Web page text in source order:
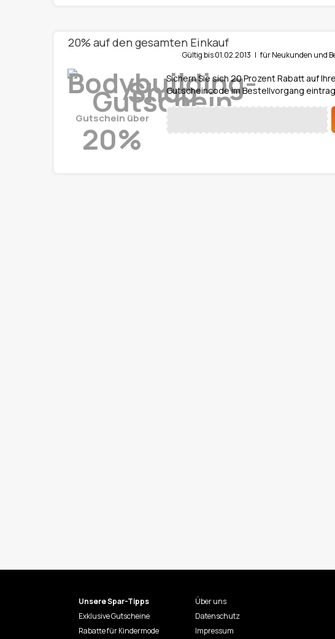
20% auf den gesamten Einkauf
Gültig bis 01.02.2013 | für Neukunden und
Gutschein über
20%
Sichern Sie sich 20 Prozent Rabatt auf
Gutscheincode im Bestellvorgang
Unsere Spar-Tipps
Exklusive Gutscheine
Rabatte für Kindermode
Über uns
Datenschutz
Impressum